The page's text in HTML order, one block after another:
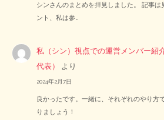
シンさんのまとめを拝見しました。 記事
ント、私は参…
私（シン）視点での運営メンバー紹
代表）
より
2024年2月7日
良かったです。一緒に、それぞれのやり方
りましょう！